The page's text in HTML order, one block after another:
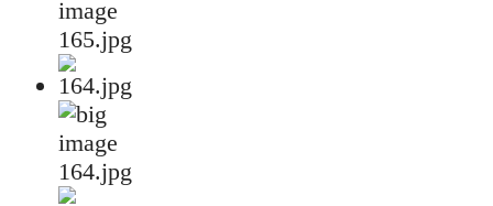
165.jpg
164.jpg